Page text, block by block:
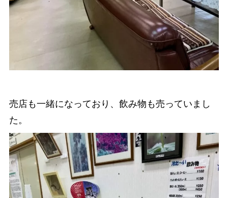
売店も一緒になっており、飲み物も売っていまし
た。